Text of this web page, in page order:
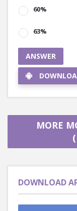
60%
63%
ANSWER
MORE
DOWNLOAD